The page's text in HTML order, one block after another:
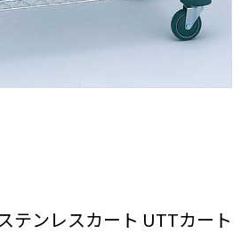
テンレスカート UTTカート